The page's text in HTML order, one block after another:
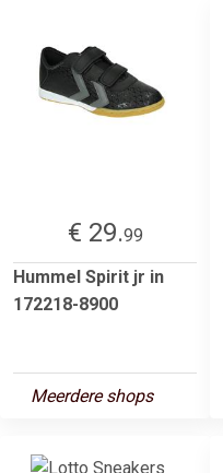
€ 29.99
Hummel Spirit jr in
172218-8900
Meerdere shops